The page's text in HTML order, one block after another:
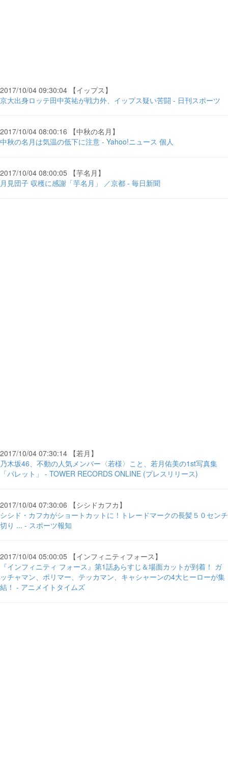
2017/10/04 09:30:04 【イップス】
京大出身ロッテ田中英祐が戦力外、イップス疑い苦闘 - 日刊スポーツ
2017/10/04 08:00:16 【中秋の名月】
中秋の名月は気温の低下に注意 - Yahoo!ニュース 個人
2017/10/04 08:00:05 【芋名月】
月見団子 収穫に感謝「芋名月」 ／京都 - 毎日新聞
2017/10/04 07:30:14 【若月】
乃木坂46、不動の人気メンバー〈若様〉こと、若月佑美の1st写真集
「パレット」 - TOWER RECORDS ONLINE (プレスリリース)
2017/10/04 07:30:06 【シシドカフカ】
シシド・カフカがショートカットに！トレードマークの長髪５０センチ
切り ... - スポーツ報知
2017/10/04 05:00:05 【インフィニティフォース】
『インフィニティ フォース』第1話あらすじ＆場面カットが到着！ ガ
ッチャマン、ポリマー、テッカマン、キャシャーンの4大ヒーローが集
結！ - アニメイトタイムズ